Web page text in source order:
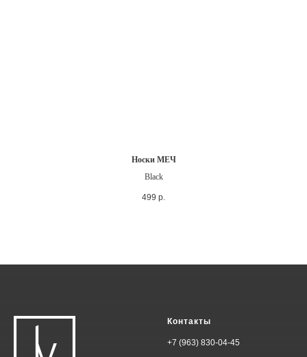
Носки МЕЧ
Black
499 р.
Контакты
+7 (963) 830-04-45